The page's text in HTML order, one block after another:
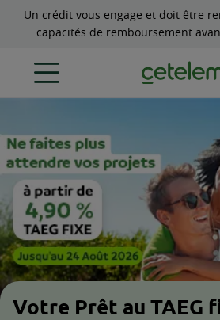
Un crédit vous engage et doit être
capacités de remboursement
Votre Prêt au TAEG